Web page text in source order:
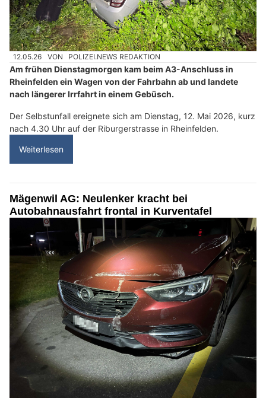
12.05.26 VON POLIZEI.NEWS REDAKTION
Am frühen Dienstagmorgen kam beim A3-Anschluss in
Rheinfelden ein Wagen von der Fahrbahn ab und landete
nach längerer Irrfahrt in einem Gebüsch.
Der Selbstunfall ereignete sich am Dienstag, 12. Mai 2026, kurz
nach 4.30 Uhr auf der Riburgerstrasse in Rheinfelden.
Weiterlesen
Mägenwil AG: Neulenker kracht bei
Autobahnausfahrt frontal in Kurventafel